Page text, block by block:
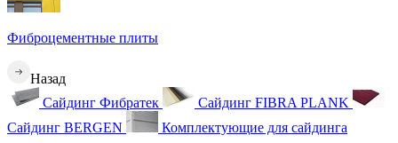
Фиброцементные плиты
Назад
Сайдинг Фибратек
Сайдинг FIBRA PLANK
Сайдинг BERGEN
Комплектующие для сайдинга